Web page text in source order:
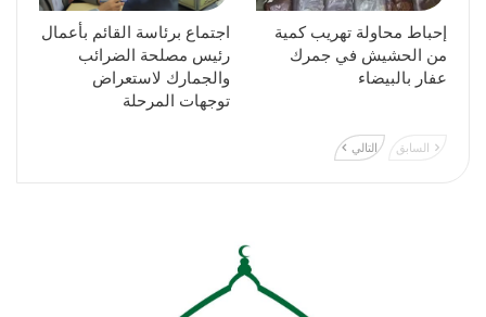
إحباط محاولة تهريب كمية
من الحشيش في جمرك
عفار بالبيضاء
اجتماع برئاسة القائم بأعمال
رئيس مصلحة الضرائب
والجمارك لاستعراض
توجهات المرحلة
السابق التالي